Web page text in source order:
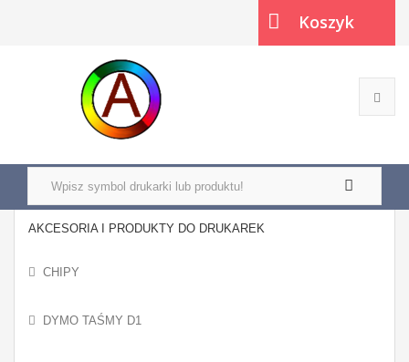
Koszyk
AKCESORIA I PRODUKTY DO DRUKAREK
CHIPY
DYMO TAŚMY D1